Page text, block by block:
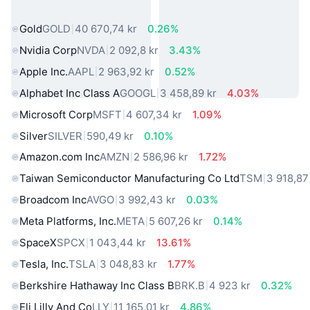
GoldGOLD 40 670,74 kr
0.26%
Nvidia CorpNVDA 2 092,8 kr
3.43%
Apple Inc.AAPL 2 963,92 kr
0.52%
Alphabet Inc Class AGOOGL 3 458,89 kr
4.03%
Microsoft CorpMSFT 4 607,34 kr
1.09%
SilverSILVER 590,49 kr
0.10%
Amazon.com IncAMZN 2 586,96 kr
1.72%
Taiwan Semiconductor Manufacturing Co LtdTSM 3
Broadcom IncAVGO 3 992,43 kr
0.03%
Meta Platforms, Inc.META 5 607,26 kr
0.14%
SpaceXSPCX 1 043,44 kr
13.61%
Tesla, Inc.TSLA 3 048,83 kr
1.77%
Berkshire Hathaway Inc Class BBRK.B 4 923 kr
0.32%
Eli Lilly And CoLLY 11 165,01 kr 4.86%